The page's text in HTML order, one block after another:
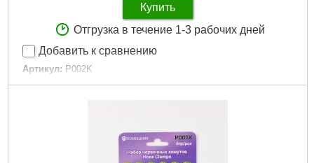
Купить
Отгрузка в течение 1-3 рабочих дней
Добавить к сравнению
Артикул: P002K
Код товара: 25.70.54